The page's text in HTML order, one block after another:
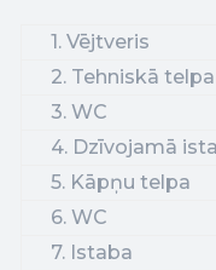
1. Vējtveris
2. Tehniskā telpa
3. WC
4. Dzīvojamā
5. Kāpņu telpa
6. WC
7. Istaba